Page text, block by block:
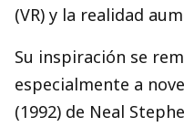
(VR) y la realidad
Su inspiración se
especialmente a
(1992) de Neal